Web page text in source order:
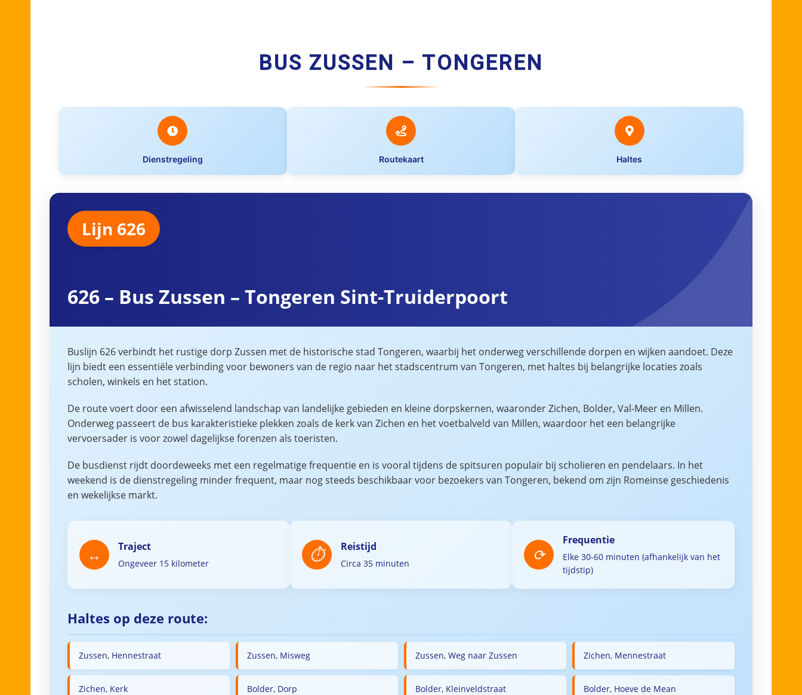
BUS ZUSSEN – TONGEREN
Dienstregeling Routekaart Haltes
Lijn 626
626 – Bus Zussen – Tongeren Sint-Truiderpoort
Buslijn 626 verbindt het rustige dorp Zussen met de historische stad Tongeren, waarbij het onderweg verschillende dorpen en wijken aandoet. Deze
lijn biedt een essentiële verbinding voor bewoners van de regio naar het stadscentrum van Tongeren, met haltes bij belangrijke locaties zoals
scholen, winkels en het station.
De route voert door een afwisselend landschap van landelijke gebieden en kleine dorpskernen, waaronder Zichen, Bolder, Val-Meer en Millen.
Onderweg passeert de bus karakteristieke plekken zoals de kerk van Zichen en het voetbalveld van Millen, waardoor het een belangrijke
vervoersader is voor zowel dagelijkse forenzen als toeristen.
De busdienst rijdt doordeweeks met een regelmatige frequentie en is vooral tijdens de spitsuren populair bij scholieren en pendelaars. In het
weekend is de dienstregeling minder frequent, maar nog steeds beschikbaar voor bezoekers van Tongeren, bekend om zijn Romeinse geschiedenis
en wekelijkse markt.
Traject
Ongeveer 15 kilometer
Reistijd
Circa 35 minuten
Frequentie
Elke 30-60 minuten (afhankelijk van het
tijdstip)
Haltes op deze route:
Zussen, Hennestraat Zussen, Misweg Zussen, Weg naar Zussen Zichen, Mennestraat
Zichen, Kerk Bolder, Dorp Bolder, Kleinveldstraat Bolder, Hoeve de Mean